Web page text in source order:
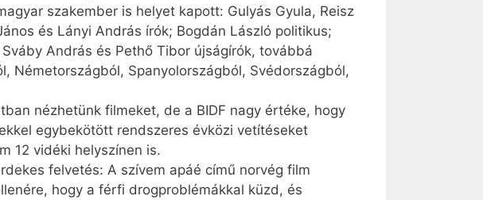
szakember is helyet kapott: Gulyás Gyula, Reisz
és Lányi András írók; Bogdán László politikus;
András és Pethő Tibor újságírók, továbbá
Németországból, Spanyolországból, Svédországból,
nézhetünk filmeket, de a BIDF nagy értéke, hogy
egybekötött rendszeres évközi vetítéseket
12 vidéki helyszínen is.
felvetés: A szívem apáé című norvég film
hogy a férfi drogproblémákkal küzd, és